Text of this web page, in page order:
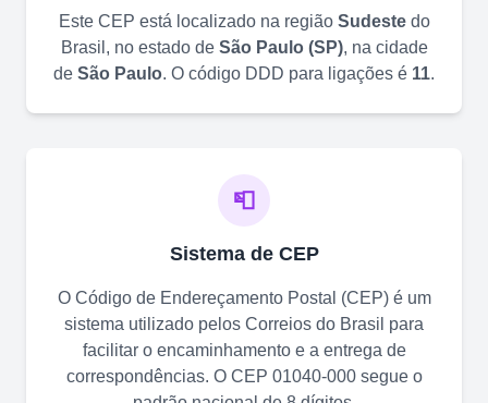
Este CEP está localizado na região Sudestedo
Brasil, no estado de São Paulo(SP), na cidade
de São Paulo. O código DDD para ligações é 11.
📮
Sistema de CEP
O Código de Endereçamento Postal (CEP) é um
sistema utilizado pelos Correios do Brasil para
facilitar o encaminhamento e a entrega de
correspondências. O CEP 01040-000segue o